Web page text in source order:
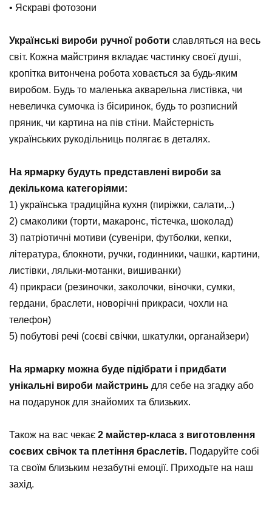
• Яскраві фотозони
Українські вироби ручної роботи славляться на весь
світ. Кожна майстриня вкладає частинку своєї душі,
кропітка витончена робота ховається за будь-яким
виробом. Будь то маленька акварельна листівка, чи
невеличка сумочка із бісиринок, будь то розписний
пряник, чи картина на пів стіни. Майстерність
українських рукодільниць полягає в деталях.
На ярмарку будуть представлені вироби за
декількома категоріями:
1) українська традиційна кухня (пиріжки, салати,..)
2) смаколики (торти, макаронс, тістечка, шоколад)
3) патріотичні мотиви (сувеніри, футболки, кепки,
література, блокноти, ручки, годинники, чашки, картини,
листівки, ляльки-мотанки, вишиванки)
4) прикраси (резиночки, заколочки, віночки, сумки,
гердани, браслети, новорічні прикраси, чохли на
телефон)
5) побутові речі (соєві свічки, шкатулки, органайзери)
На ярмарку можна буде підібрати і придбати
унікальні вироби майстринь для себе на згадку або
на подарунок для знайомих та близьких.
Також на вас чекає 2 майстер-класа з виготовлення
соєвих свічок та плетіння браслетів. Подаруйте собі
та своїм близьким незабутні емоції. Приходьте на наш
захід.